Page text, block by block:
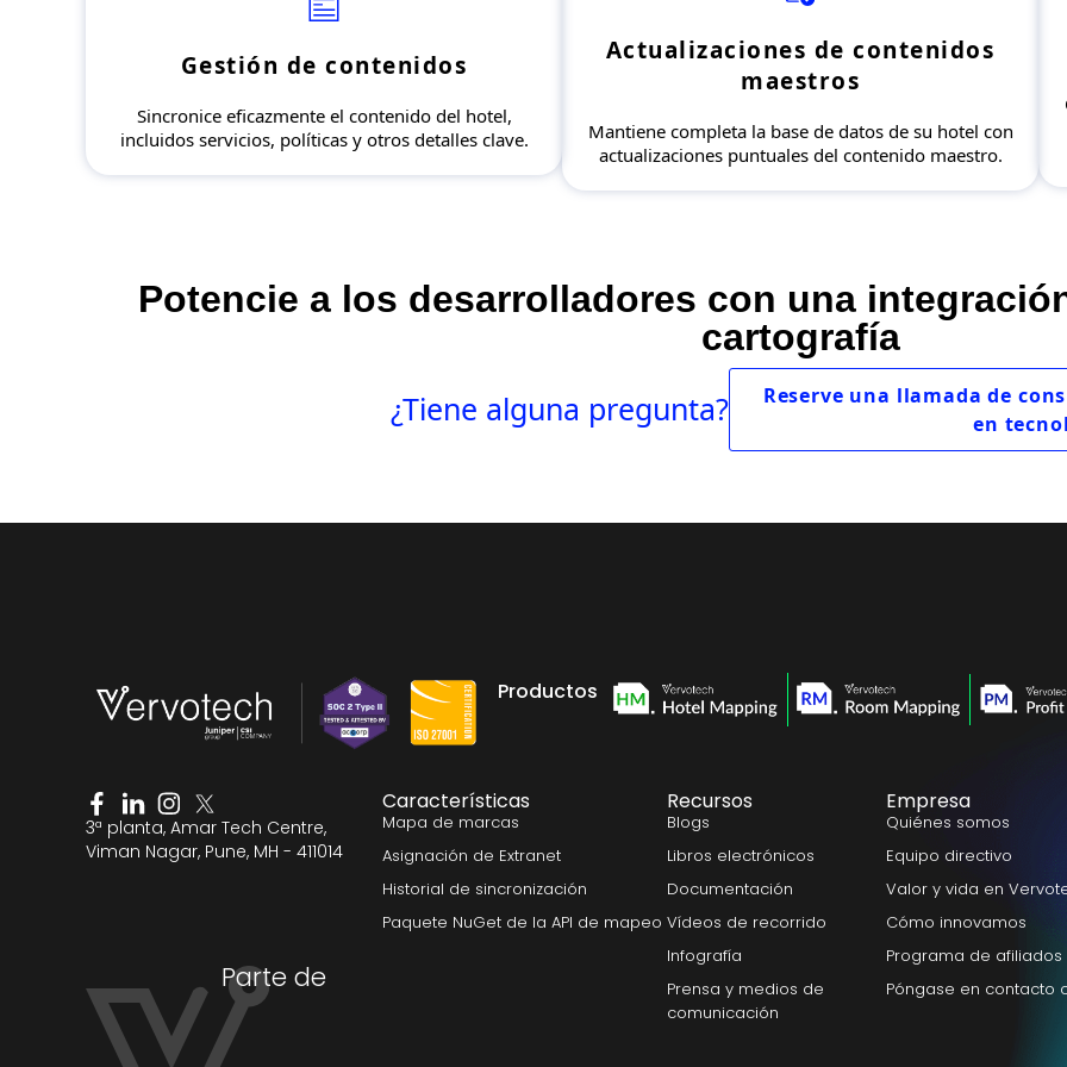
Gestión de contenidos
Sincronice eficazmente el contenido del hotel,
incluidos servicios, políticas y otros detalles clave.
Actualizaciones de contenidos
maestros
Mantiene completa la base de datos de su hotel con
actualizaciones puntuales del contenido maestro.
Potencie a los desarrolladores con una
cartografía
¿Tiene alguna pregunta?
Reserve una llamada de
en
Productos
3ª planta, Amar Tech Centre,
Viman Nagar, Pune, MH - 411014
Características
Mapa de marcas
Asignación de Extranet
Historial de sincronización
Paquete NuGet de la API de mapeo
Recursos
Blogs
Libros electrónicos
Documentación
Vídeos de recorrido
Infografía
Prensa y medios de
comunicación
Empresa
Quiénes somos
Equipo directivo
Valor y vida en
Cómo innovamos
Programa de afiliados
Póngase en contacto
Parte de